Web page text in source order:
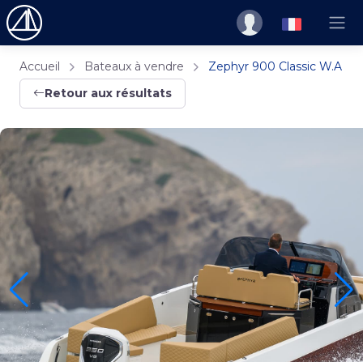
Accueil Bateaux à vendre
Zephyr 900 Classic W.A
Retour aux résultats